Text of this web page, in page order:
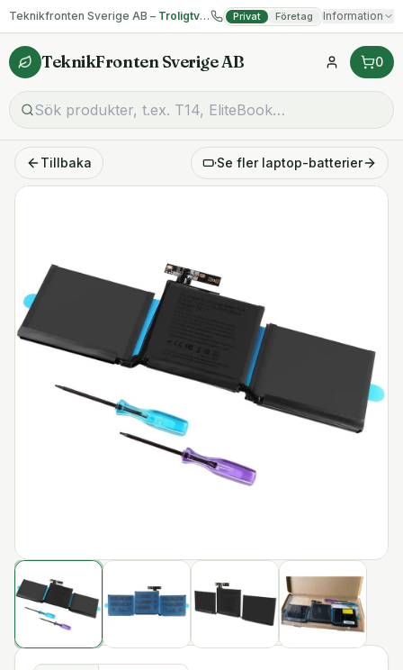
Teknikfronten Sverige AB – Troligtvis billigast på begagnad IT! Privat Företag Information
TeknikFronten Sverige AB 0
Tillbaka Se fler laptop-batterier